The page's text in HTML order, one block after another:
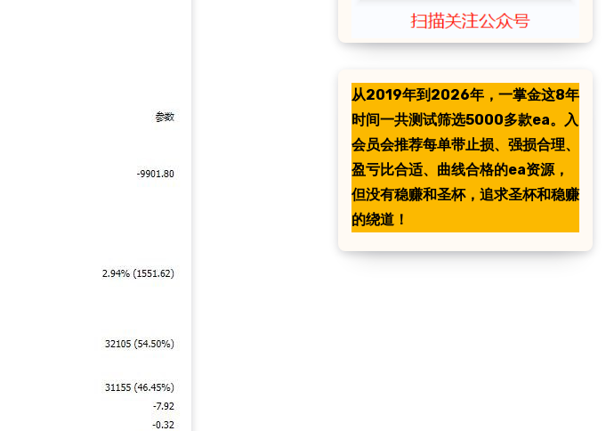
从2019年到2026年，一掌金这8年
时间一共测试筛选5000多款ea。入
会员会推荐每单带止损、强损合理、
盈亏比合适、曲线合格的ea资源，
但没有稳赚和圣杯，追求圣杯和稳赚
的绕道！